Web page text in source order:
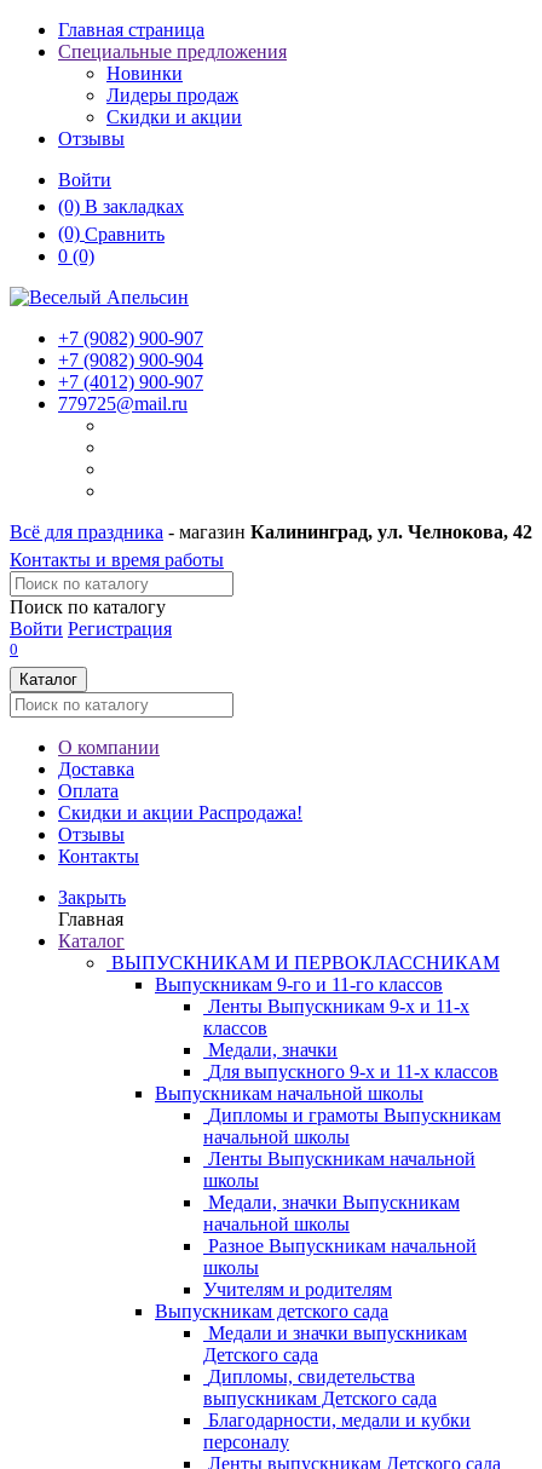
Главная страница
Специальные предложения
Новинки
Лидеры продаж
Скидки и акции
Отзывы
Войти
(0) В закладках
(0) Сравнить
0 (0)
+7 (9082) 900-907
+7 (9082) 900-904
+7 (4012) 900-907
779725@mail.ru
Всё для праздника - магазин Калининград, ул. Челнокова, 42
Контакты и время работы
Поиск по каталогу
Войти Регистрация
0
Каталог
О компании
Доставка
Оплата
Скидки и акции Распродажа!
Отзывы
Контакты
Закрыть
Главная
Каталог
ВЫПУСКНИКАМ И ПЕРВОКЛАССНИКАМ
Выпускникам 9-го и 11-го классов
Ленты Выпускникам 9-х и 11-х
классов
Медали, значки
Для выпускного 9-х и 11-х классов
Выпускникам начальной школы
Дипломы и грамоты Выпускникам
начальной школы
Ленты Выпускникам начальной
школы
Медали, значки Выпускникам
начальной школы
Разное Выпускникам начальной
школы
Учителям и родителям
Выпускникам детского сада
Медали и значки выпускникам
Детского сада
Дипломы, свидетельства
выпускникам Детского сада
Благодарности, медали и кубки
персоналу
Ленты выпускникам Детского сада